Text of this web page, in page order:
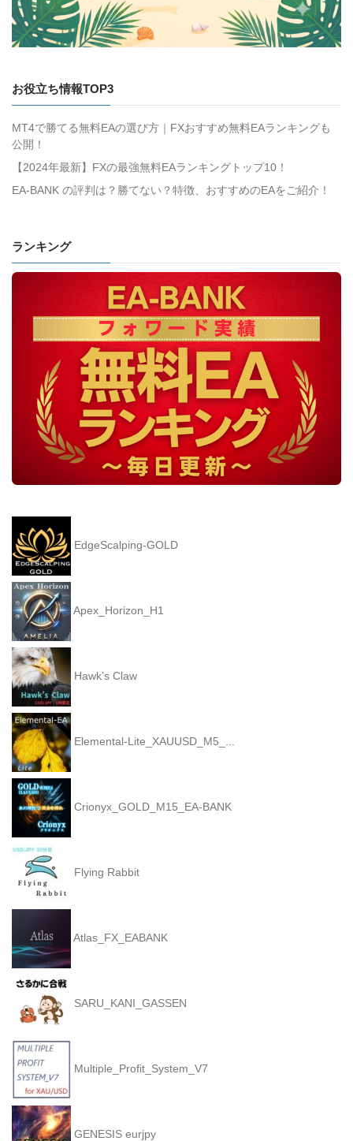
お役立ち情報TOP3
MT4で勝てる無料EAの選び方｜FXおすすめ無料EAランキングも
公開！
【2024年最新】FXの最強無料EAランキングトップ10！
EA-BANK の評判は？勝てない？特徴、おすすめのEAをご紹介！
ランキング
EdgeScalping-GOLD
Apex_Horizon_H1
Hawk’s Claw
Elemental-Lite_XAUUSD_M5_...
Crionyx_GOLD_M15_EA-BANK
Flying Rabbit
Atlas_FX_EABANK
SARU_KANI_GASSEN
Multiple_Profit_System_V7
GENESIS eurjpy